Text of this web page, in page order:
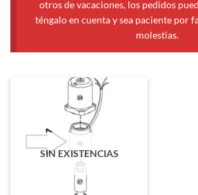
otros de vacaciones, los pedidos
téngalo en cuenta y sea paciente por
molestias.
SIN EXISTENCIAS